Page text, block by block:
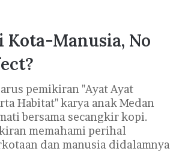
Kota-Manusia, No
pemikiran "Ayat Ayat
Habitat" karya anak Medan
bersama secangkir kopi.
memahami perihal
dan manusia didalamnya